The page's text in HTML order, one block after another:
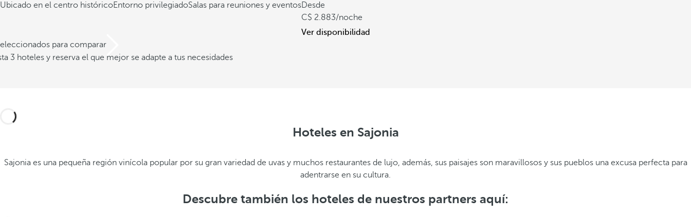
Ubicado en el centro históricoEntorno privilegiadoSalas para reuniones y eventosDesde
2.883/noche
Ver disponibilidad
para comparar
3 hoteles y reserva el que mejor se adapte a tus necesidades
Hoteles en Sajonia
Sajonia es una pequeña región vinícola popular por su gran variedad de uvas y muchos restaurantes de lujo, además, sus paisajes son maravillosos y sus pueblos una excusa perfecta para
adentrarse en su cultura.
Descubre también los hoteles de nuestros partners aquí: